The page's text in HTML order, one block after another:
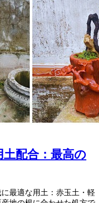
配合：最高の
最適な用土：赤玉土・軽